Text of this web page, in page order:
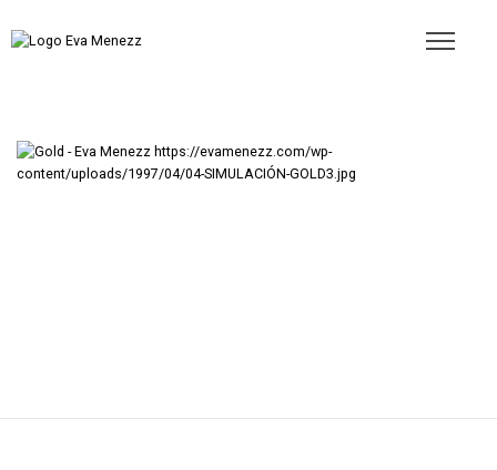
https://evamenezz.com/wp-
content/uploads/1997/04/04-SIMULACIÓN-GOLD3.jpg